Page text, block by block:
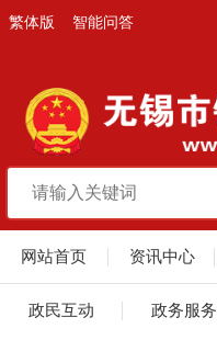
繁体版 智能问答
网站首页 资讯中心
政民互动 政务服务